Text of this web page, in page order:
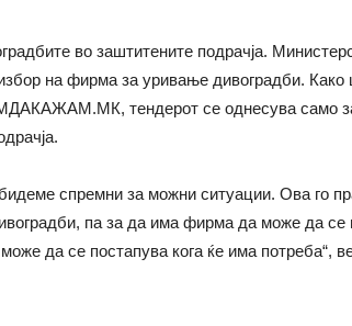
во заштитените подрачја.
на фирма за уривање дивоградби. Како
тендерот се однесува само
бидеме спремни за можни ситуации. Ова го
па за да има фирма да може да се
да се постапува кога ќе има потреба“,